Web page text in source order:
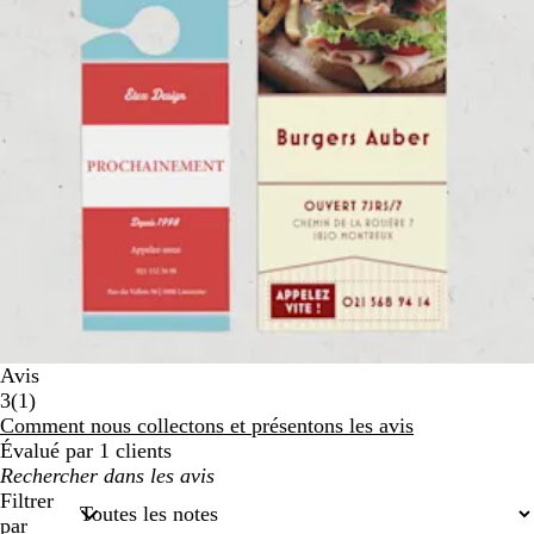
Avis
3(11
avis
)
Comment nous collectons et présentons les avis
Évalué par 1 clients
Mes
recherches
saisies
Filtrer
par